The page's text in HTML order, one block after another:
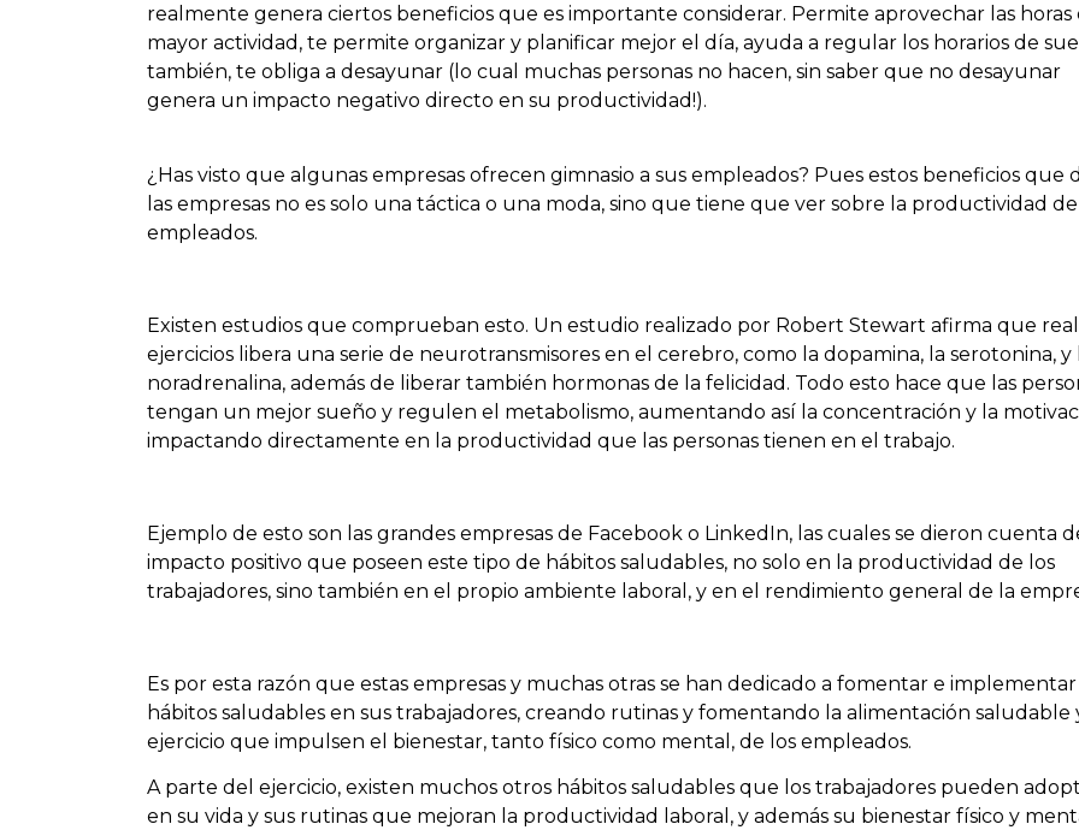
realmente genera ciertos beneficios que es importante considerar. Permite aprovechar las horas
mayor actividad, te permite organizar y planificar mejor el día, ayuda a regular los horarios de
también, te obliga a desayunar (lo cual muchas personas no hacen, sin saber que no desayunar
genera un impacto negativo directo en su productividad!).
¿Has visto que algunas empresas ofrecen gimnasio a sus empleados? Pues estos beneficios que
las empresas no es solo una táctica o una moda, sino que tiene que ver sobre la productividad
empleados.
Existen estudios que comprueban esto. Un estudio realizado por Robert Stewart afirma que
ejercicios libera una serie de neurotransmisores en el cerebro, como la dopamina, la serotonina, y
noradrenalina, además de liberar también hormonas de la felicidad. Todo esto hace que las
tengan un mejor sueño y regulen el metabolismo, aumentando así la concentración y la
impactando directamente en la productividad que las personas tienen en el trabajo.
Ejemplo de esto son las grandes empresas de Facebook o LinkedIn, las cuales se dieron cuenta
impacto positivo que poseen este tipo de hábitos saludables, no solo en la productividad de los
trabajadores, sino también en el propio ambiente laboral, y en el rendimiento general de la
Es por esta razón que estas empresas y muchas otras se han dedicado a fomentar e implementar
hábitos saludables en sus trabajadores, creando rutinas y fomentando la alimentación saludable
ejercicio que impulsen el bienestar, tanto físico como mental, de los empleados.
A parte del ejercicio, existen muchos otros hábitos saludables que los trabajadores pueden
en su vida y sus rutinas que mejoran la productividad laboral, y además su bienestar físico y